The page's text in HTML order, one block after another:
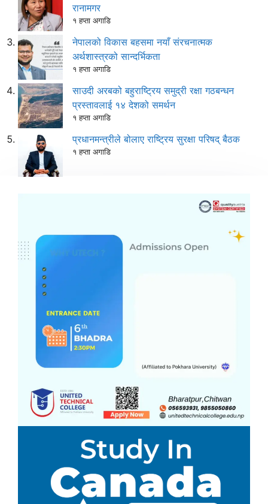
रानामगर
१ हप्ता अगाडि
नेपालको विकास बहसमा नयाँ संरचनात्मक
अर्थशास्त्रको सान्दर्भिकता
१ हप्ता अगाडि
साउदी अरबको बहुराष्ट्रिय समुद्री रक्षा गठबन्धन
प्रस्तावलाई १४ देशको समर्थन
१ हप्ता अगाडि
प्रधानमन्त्रीले बोलाए राष्ट्रिय सुरक्षा परिषद् बैठक
१ हप्ता अगाडि